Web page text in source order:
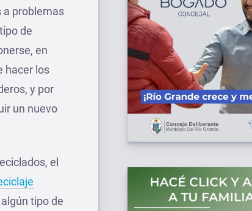
a problemas
de
en
hacer los
y por
un nuevo
el
tipo de